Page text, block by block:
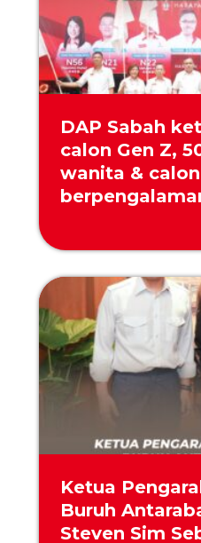
DAP Sabah
calon Gen Z,
wanita & calon
Ketua
Buruh
Steven Sim